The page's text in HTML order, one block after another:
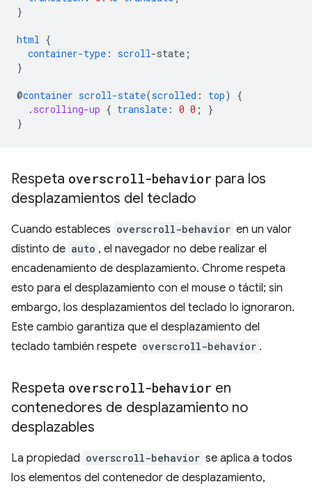
}
html {
container-type : scroll-state ;
}
@container scroll-state(scrolled : top)
{
. scrolling-up { translate : 0 0 ;
}
}
Respeta overscroll-behavior para los
desplazamientos del teclado
Cuando estableces overscroll-behavior en un valor
distinto de auto , el navegador no debe realizar el
encadenamiento de desplazamiento. Chrome respeta
esto para el desplazamiento con el mouse o táctil; sin
embargo, los desplazamientos del teclado lo ignoraron.
Este cambio garantiza que el desplazamiento del
teclado también respete overscroll-behavior .
Respeta overscroll-behavior en
contenedores de desplazamiento no
desplazables
La propiedad overscroll-behavior se aplica a todos
los elementos del contenedor de desplazamiento,